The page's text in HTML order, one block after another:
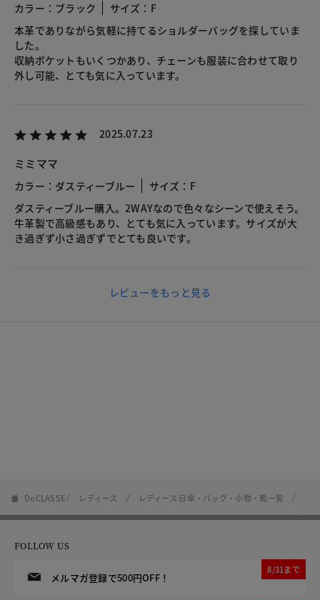
カラー：ブラック
サイズ：F
本革でありながら気軽に持てるショルダーバッグを探していま
した。
収納ポケットもいくつかあり、チェーンも服装に合わせて取り
外し可能、とても気に入っています。
2025.07.23
ミミママ
カラー：ダスティーブルー
サイズ：F
ダスティーブルー購入。2WAYなので色々なシーンで使えそう。
牛革製で高級感もあり、とても気に入っています。サイズが大
き過ぎず小さ過ぎずでとても良いです。
レビューをもっと見る
DoCLASSE レディース レディース 日傘・バッグ・小物・靴一覧
FOLLOW US
メルマガ登録で500円OFF！
8/31まで